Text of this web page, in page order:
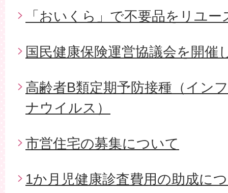
「おいくら」で不要品をリユ
国民健康保険運営協議会を開催
高齢者B類定期予防接種（イン
ナウイルス）
市営住宅の募集について
1か月児健康診査費用の助成に